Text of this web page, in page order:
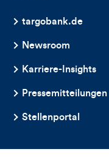
targobank.de
Newsroom
Karriere-Insights
Pressemitteilungen
Stellenportal